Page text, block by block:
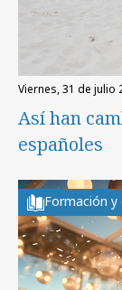
viernes, 31 de julio
Así han
españoles
Formación y